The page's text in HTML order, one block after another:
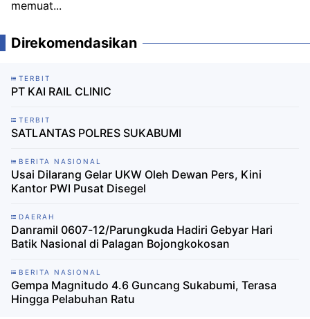
memuat...
Direkomendasikan
TERBIT
PT KAI RAIL CLINIC
TERBIT
SATLANTAS POLRES SUKABUMI
BERITA NASIONAL
Usai Dilarang Gelar UKW Oleh Dewan Pers, Kini
Kantor PWI Pusat Disegel
DAERAH
Danramil 0607-12/Parungkuda Hadiri Gebyar Hari
Batik Nasional di Palagan Bojongkokosan
BERITA NASIONAL
Gempa Magnitudo 4.6 Guncang Sukabumi, Terasa
Hingga Pelabuhan Ratu